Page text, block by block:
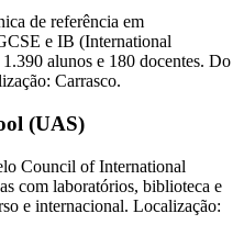
de referência em
e IB (International
alunos e 180 docentes. Do
Carrasco.
(UAS)
Council of International
com laboratórios, biblioteca e
e internacional. Localização: